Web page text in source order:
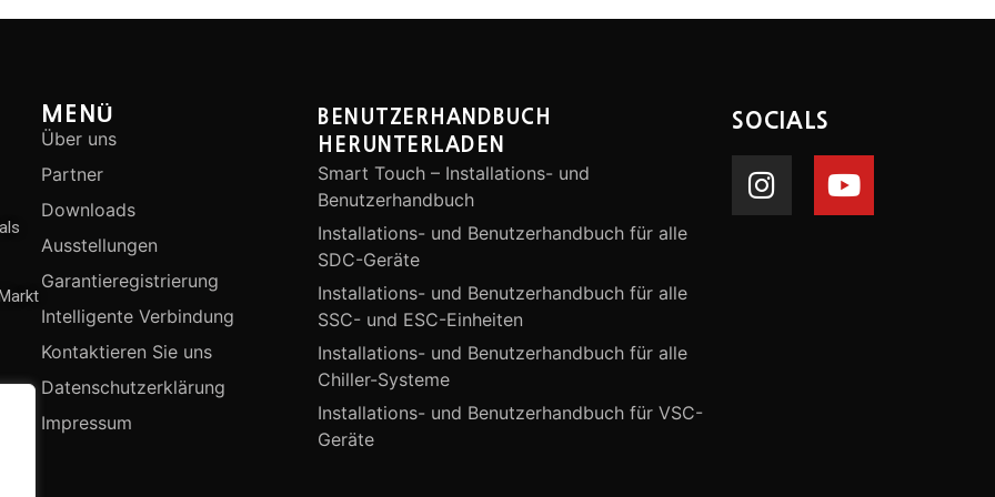
MENÜ
Über uns
Partner
Downloads
Ausstellungen
Garantieregistrierung
Intelligente Verbindung
Kontaktieren Sie uns
Datenschutzerklärung
Impressum
BENUTZERHANDBUCH
HERUNTERLADEN
Smart Touch – Installations- und
Benutzerhandbuch
Installations- und Benutzerhandbuch für alle
SDC-Geräte
Installations- und Benutzerhandbuch für alle
SSC- und ESC-Einheiten
Installations- und Benutzerhandbuch für alle
Chiller-Systeme
Installations- und Benutzerhandbuch für VSC-
Geräte
SOCIALS